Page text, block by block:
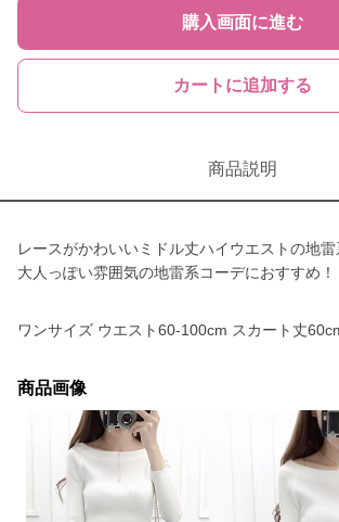
購入画面に進む
カートに追加する
商品説明
レースがかわいいミドル丈ハイウエストの地雷
大人っぽい雰囲気の地雷系コーデにおすすめ！
ワンサイズ ウエスト60-100cm スカート丈
商品画像